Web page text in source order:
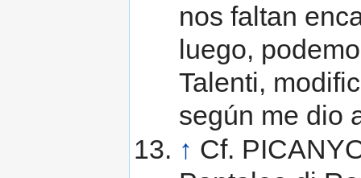
nos faltan
luego,
Talenti,
según me dio
↑ Cf.